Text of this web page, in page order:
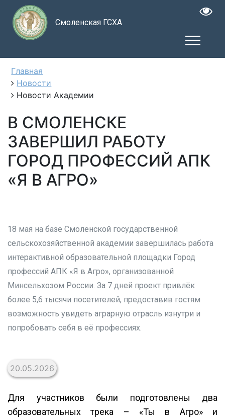
Смоленская ГСХА
Главная
Новости
Новости Академии
В СМОЛЕНСКЕ
ЗАВЕРШИЛ РАБОТУ
ГОРОД ПРОФЕССИЙ АПК
«Я В АГРО»
18 мая на базе Смоленской государственной
сельскохозяйственной академии завершилась работа
интерактивной образовательной площадки Город
профессий АПК «Я в Агро», организованной
Минсельхозом России. За 7 дней проект привлёк
более 5,6 тысячи посетителей, предоставив гостям
возможность увидеть аграрную отрасль изнутри и
попробовать себя в её профессиях.
20.05.2026
Для участников были подготовлены два
образовательных трека – «Ты в Агро» и